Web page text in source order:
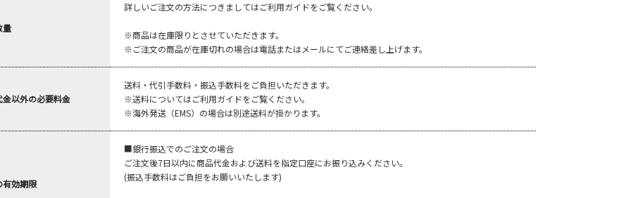
量
詳しいご注文の方法につきましてはご利用ガイドをご覧ください。
※商品は在庫限りとさせていただきます。
※ご注文の商品が在庫切れの場合は電話またはメールにてご連絡差し上げます。
金以外の必要料金
送料・代引手数料・振込手数料をご負担いただきます。
※送料についてはご利用ガイドをご覧ください。
※海外発送（EMS）の場合は別途送料が掛かります。
有効期限
■銀行振込でのご注文の場合
ご注文後7日以内に商品代金および送料を指定口座にお振り込みください。
(振込手数料はご負担をお願いいたします)